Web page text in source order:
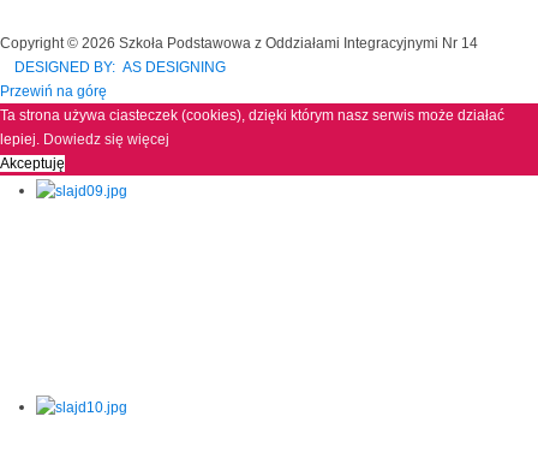
Copyright © 2026 Szkoła Podstawowa z Oddziałami Integracyjnymi Nr 14
DESIGNED BY: AS DESIGNING
Przewiń na górę
Ta strona używa ciasteczek (cookies), dzięki którym nasz serwis może działać
lepiej. Dowiedz się więcej
Akceptuję